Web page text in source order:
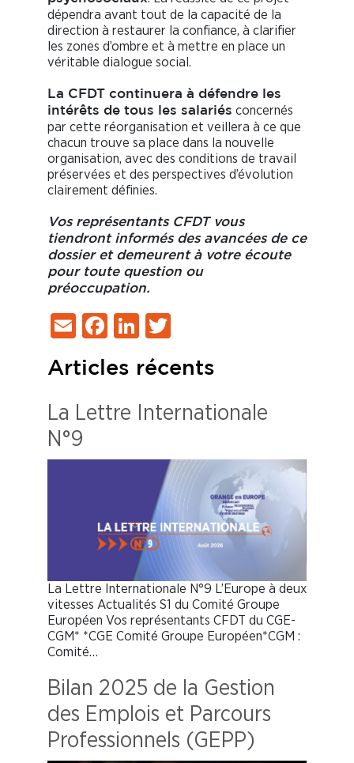
dépendra avant tout de la capacité de la
direction à restaurer la confiance, à clarifier
les zones d’ombre et à mettre en place un
véritable dialogue social.
La CFDT continuera à défendre les
intérêts de tous les salariés concernés
par cette réorganisation et veillera à ce que
chacun trouve sa place dans la nouvelle
organisation, avec des conditions de travail
préservées et des perspectives d’évolution
clairement définies.
Vos représentants CFDT vous
tiendront informés des avancées de ce
dossier et demeurent à votre écoute
pour toute question ou
préoccupation.
EmailFacebook
LinkedIn
Articles récents
La Lettre Internationale
N°9
La Lettre Internationale N°9 L’Europe à deux
vitesses Actualités S1 du Comité Groupe
Européen Vos représentants CFDT du CGE-
CGM* *CGE Comité Groupe Européen*CGM :
Comité…
Bilan 2025 de la Gestion
des Emplois et Parcours
Professionnels (GEPP)